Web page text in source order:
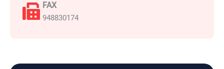
FAX
948830174